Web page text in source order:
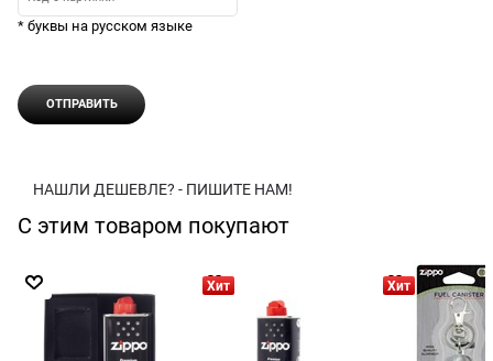
* буквы на русском языке
НАШЛИ ДЕШЕВЛЕ? - ПИШИТЕ НАМ!
С этим товаром покупают
Хит Хит